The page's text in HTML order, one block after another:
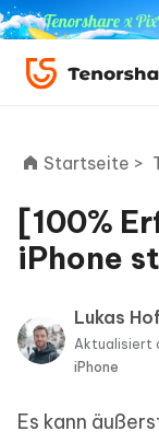
ReiBoot
for iOS
PDNob
PDF
Startseite >
[100%
iPhone
Lukas
Aktualisiert
iPhone
Es kann